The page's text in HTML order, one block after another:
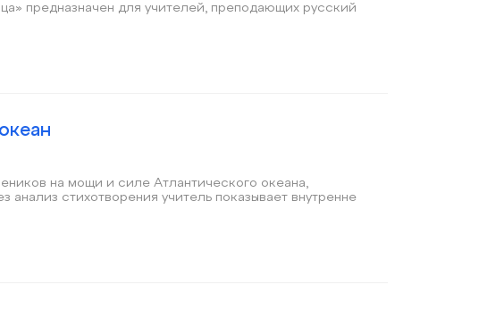
предназначен для учителей, преподающих русский
на мощи и силе Атлантического океана,
стихотворения учитель показывает внутренне